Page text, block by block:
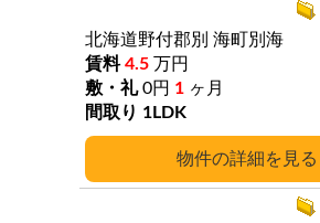
詳細
北海道野付郡別 海町別海
4.5 万円
0円 1 ヶ月
1LDK